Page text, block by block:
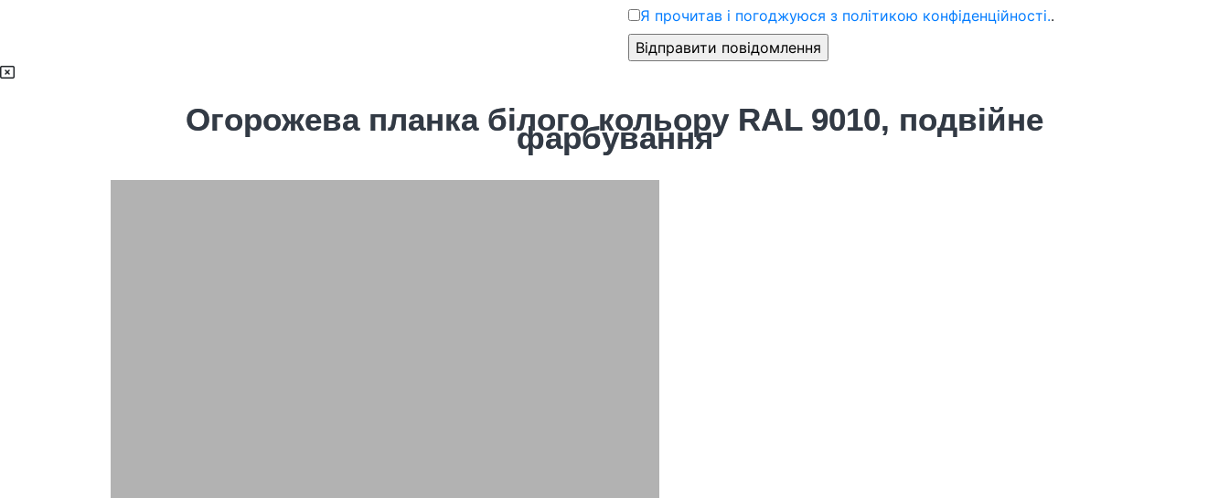
Я прочитав і погоджуюся з політикою конфіденційності..
Огорожева планка білого кольору RAL 9010, подвійне
фарбування